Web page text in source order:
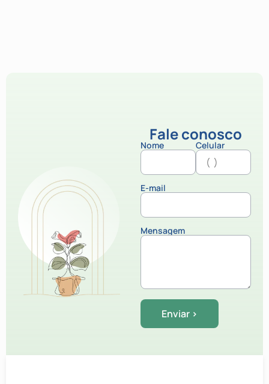
Fale conosco
Nome Celular
E-mail
Mensagem